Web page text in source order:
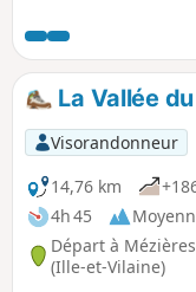
fait en famille.
La Vallée
Visorandonneur
14,76 km
4h 45
Départ à
(Ille-et-Vilaine)